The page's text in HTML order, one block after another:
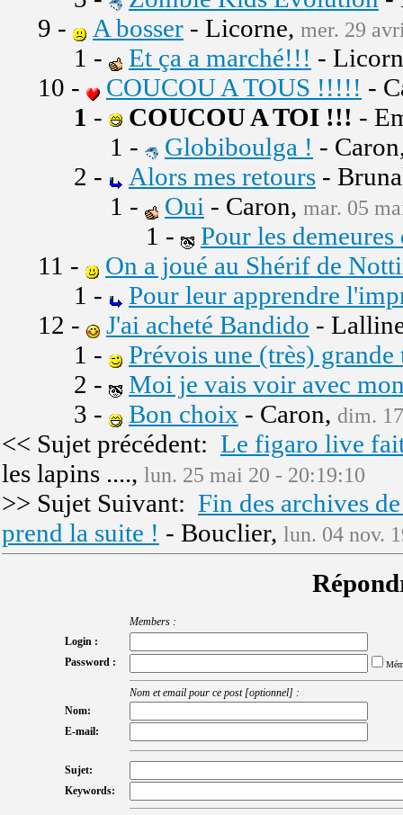
9 -
A bosser - Licorne, mer. 29
1 - Et ça a marché!!! -
10 -
COUCOU A TOUS !!!!! -
1 - COUCOU A TOI !!! -
1 -
Globiboulga ! -
2 -
Alors mes retours -
1 -
Oui - Caron, mar. 05
1 -
Pour les
11 -
On a joué au Shérif de
1 -
Pour leur apprendre
12 -
J'ai acheté Bandido -
1 -
Prévois une (très) grande
2 -
Moi je vais voir avec
3 -
Bon choix - Caron, dim.
<< Sujet précédent: Le figaro live
les lapins ...., lun. 25 mai 20 - 20:19:10
>> Sujet Suivant: Fin des archives
prend la suite ! - Bouclier, lun. 04 nov.
Members :
Login :
Password :
Nom et email pour ce post [optionnel] :
Nom:
E-mail:
Sujet:
Keywords: